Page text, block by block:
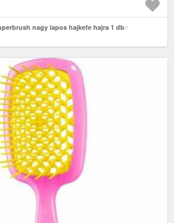
nagy lapos hajkefe hajra 1 db